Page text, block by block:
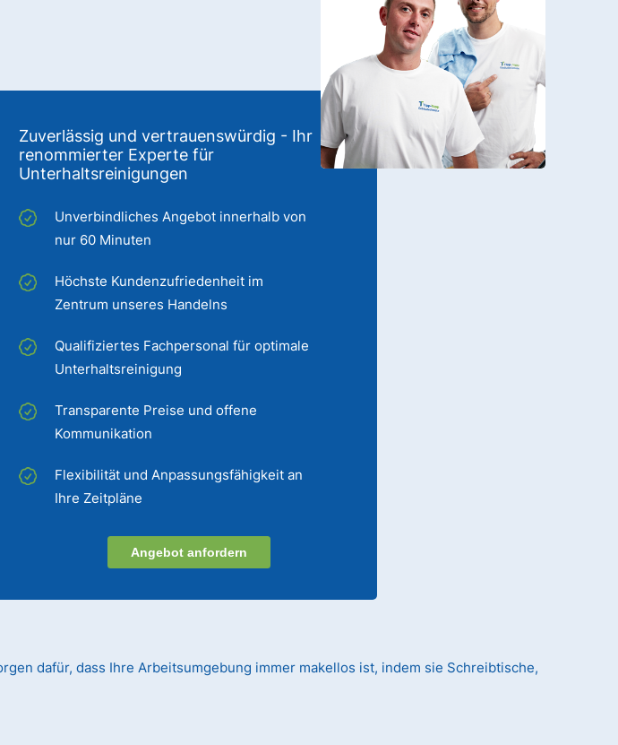
Zuverlässig und vertrauenswürdig - Ihr
renommierter Experte für
Unterhaltsreinigungen
Unverbindliches Angebot innerhalb von
nur 60 Minuten
Höchste Kundenzufriedenheit im
Zentrum unseres Handelns
Qualifiziertes Fachpersonal für optimale
Unterhaltsreinigung
Transparente Preise und offene
Kommunikation
Flexibilität und Anpassungsfähigkeit an
Ihre Zeitpläne
Angebot anfordern
dafür, dass Ihre Arbeitsumgebung immer makellos ist, indem sie Schreibtische,